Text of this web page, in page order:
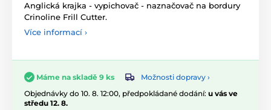
Anglická krajka - vypichovač - naznačovač na bordury
Crinoline Frill Cutter.
Více informací ›
Máme na skladě 9 ks
Možnosti dopravy ›
Objednávky do 10. 8. 12:00, předpokládané dodání: u vás ve
středu 12. 8.